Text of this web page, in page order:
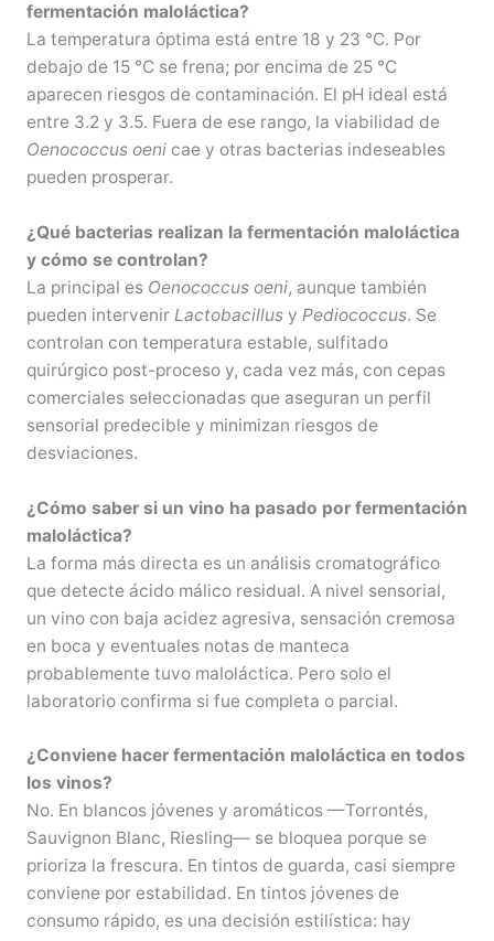
fermentación maloláctica?
La temperatura óptima está entre 18 y 23 °C. Por
debajo de 15 °C se frena; por encima de 25 °C
aparecen riesgos de contaminación. El pH ideal está
entre 3.2 y 3.5. Fuera de ese rango, la viabilidad de
Oenococcus oenicae y otras bacterias indeseables
pueden prosperar.
¿Qué bacterias realizan la fermentación maloláctica
y cómo se controlan?
La principal es Oenococcus oeni, aunque también
pueden intervenir Lactobacillusy Pediococcus. Se
controlan con temperatura estable, sulfitado
quirúrgico post-proceso y, cada vez más, con cepas
comerciales seleccionadas que aseguran un perfil
sensorial predecible y minimizan riesgos de
desviaciones.
¿Cómo saber si un vino ha pasado por fermentación
maloláctica?
La forma más directa es un análisis cromatográfico
que detecte ácido málico residual. A nivel sensorial,
un vino con baja acidez agresiva, sensación cremosa
en boca y eventuales notas de manteca
probablemente tuvo maloláctica. Pero solo el
laboratorio confirma si fue completa o parcial.
¿Conviene hacer fermentación maloláctica en todos
los vinos?
No. En blancos jóvenes y aromáticos —Torrontés,
Sauvignon Blanc, Riesling— se bloquea porque se
prioriza la frescura. En tintos de guarda, casi siempre
conviene por estabilidad. En tintos jóvenes de
consumo rápido, es una decisión estilística: hay